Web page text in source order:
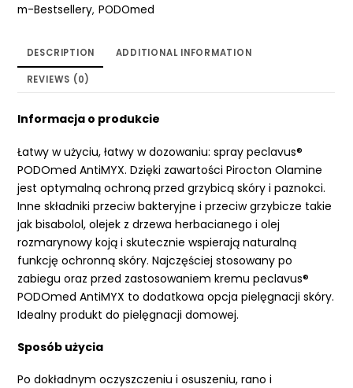
m-Bestsellery, PODOmed
DESCRIPTION ADDITIONAL INFORMATION
REVIEWS (0)
Informacja o produkcie
Łatwy w użyciu, łatwy w dozowaniu: spray peclavus®
PODOmed AntiMYX. Dzięki zawartości Pirocton Olamine
jest optymalną ochroną przed grzybicą skóry i paznokci.
Inne składniki przeciw bakteryjne i przeciw grzybicze takie
jak bisabolol, olejek z drzewa herbacianego i olej
rozmarynowy koją i skutecznie wspierają naturalną
funkcję ochronną skóry. Najczęściej stosowany po
zabiegu oraz przed zastosowaniem kremu peclavus®
PODOmed AntiMYX to dodatkowa opcja pielęgnacji skóry.
Idealny produkt do pielęgnacji domowej.
Sposób użycia
Po dokładnym oczyszczeniu i osuszeniu, rano i